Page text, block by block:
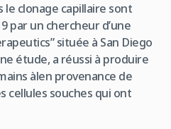
le clonage capillaire sont
par un chercheur d’une
située à San Diego
étude, a réussi à produire
àlen provenance de
cellules souches qui ont